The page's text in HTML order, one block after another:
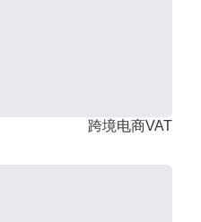
跨境电商VAT